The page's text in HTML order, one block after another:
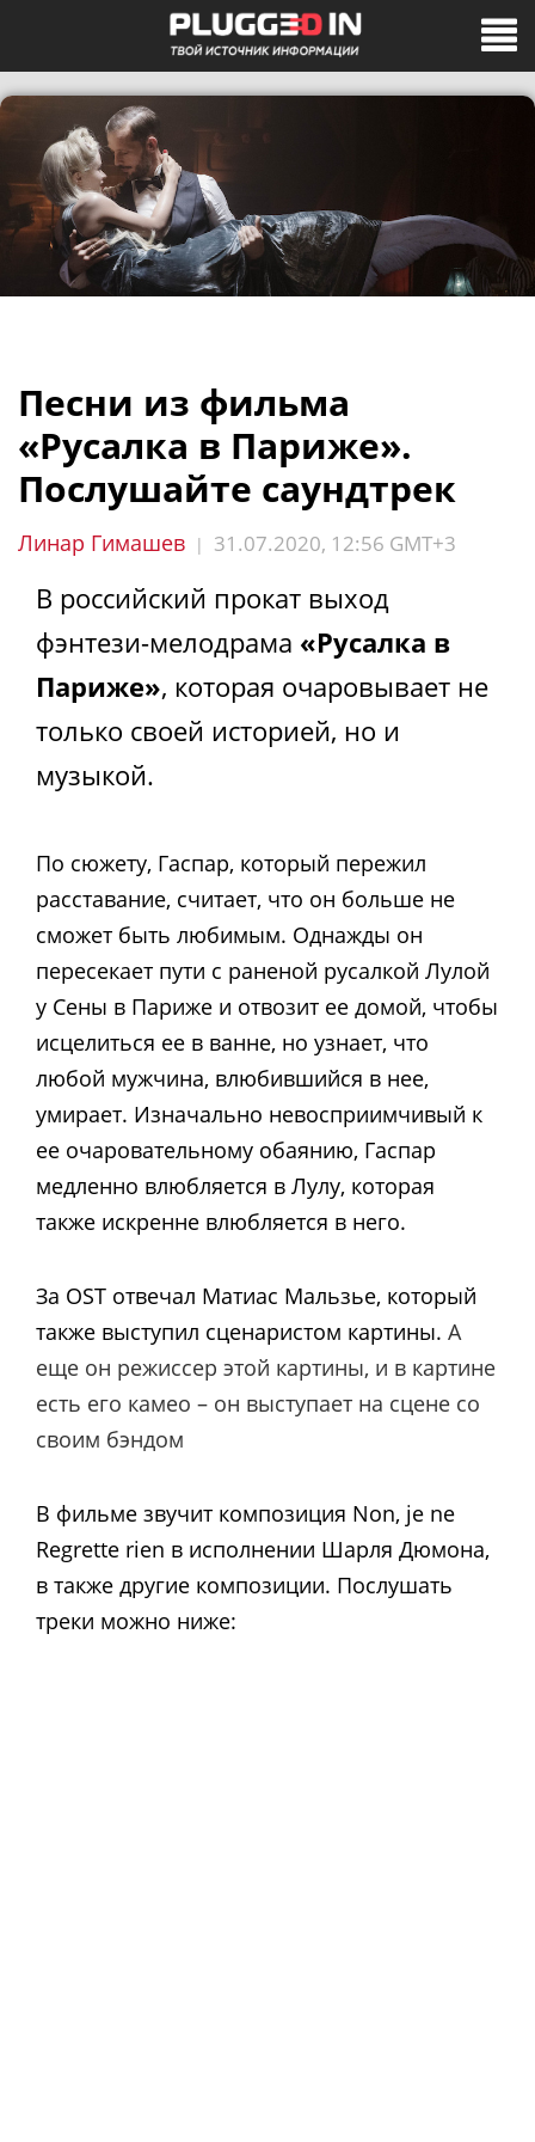
Песни из фильма
«Русалка в Париже».
Послушайте саундтрек
Линар Гимашев | 31.07.2020, 12:56 GMT+3
В российский прокат выход
фэнтези-мелодрама «Русалка в
Париже», которая очаровывает не
только своей историей, но и
музыкой.
По сюжету, Гаспар, который пережил
расставание, считает, что он больше не
сможет быть любимым. Однажды он
пересекает пути с раненой русалкой Лулой
у Сены в Париже и отвозит ее домой, чтобы
исцелиться ее в ванне, но узнает, что
любой мужчина, влюбившийся в нее,
умирает. Изначально невосприимчивый к
ее очаровательному обаянию, Гаспар
медленно влюбляется в Лулу, которая
также искренне влюбляется в него.
За OST отвечал Матиас Мальзье, который
также выступил сценаристом картины. А
еще он режиссер этой картины, и в картине
есть его камео – он выступает на сцене со
своим бэндом
В фильме звучит композиция Non, je ne
Regrette rien в исполнении Шарля Дюмона,
в также другие композиции. Послушать
треки можно ниже: